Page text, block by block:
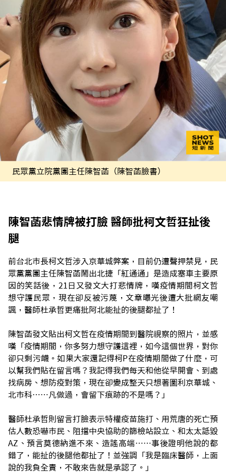
民眾黨立院黨團主任陳智菡（陳智菡臉書）
陳智菡悲情牌被打臉 醫師批柯文哲狂扯後
腿
前台北市長柯文哲涉入京華城弊案，目前仍遭聲押禁見，民
眾黨黨團主任陳智菡鬧出北捷「紅通通」是造成塞車主要原
因的笑話後，21日又發文大打悲情牌，嘆疫情期間柯文哲
想守護民眾，現在卻反被污蔑，文章曝光後遭大批網友嘲
諷，醫師杜承哲更痛批阿北能扯的後腿都扯了！
陳智菡發文貼出柯文哲在疫情期間到醫院視察的照片，並感
嘆「疫情期間，你多努力想守護這裡，如今這個世界，對你
卻只剩污衊。如果大家還記得柯P在疫情期間做了什麼，可
以幫我們貼在留言嗎？我記得我們每天和他從早開會、到處
找病房、想防疫對策，現在卻變成整天只想著圖利京華城、
北市科……凡做過，會留下痕跡的不是嗎？」
醫師杜承哲則留言打臉表示特權疫苗施打、用荒唐的死亡預
估人數恐嚇市民、阻擋中央協助的篩檢站設立、和太太詆毀
AZ、預言莫德納進不來、造謠高端……事後證明他說的都
錯了，能扯的後腿他都扯了！並強調「我是臨床醫師，上面
說的我負全責，不敢來告就是承認了。」